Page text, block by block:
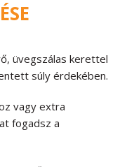
üvegszálas kerettel
súly érdekében.
vagy extra
fogadsz a